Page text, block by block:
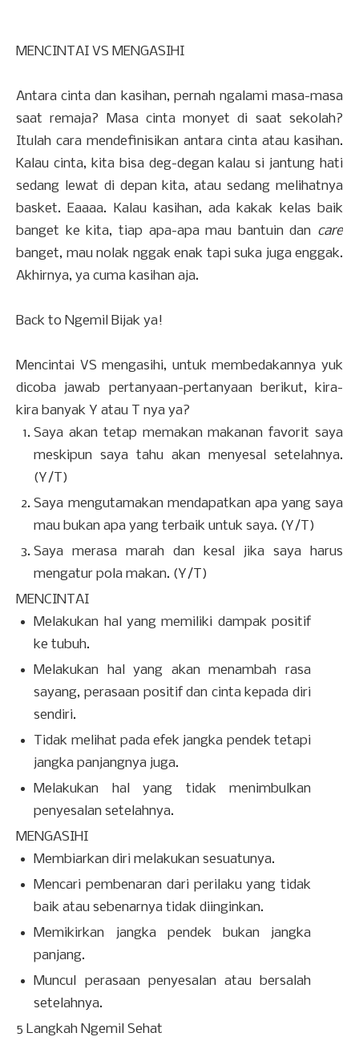
MENCINTAI VS MENGASIHI
Antara cinta dan kasihan, pernah ngalami masa-masa
saat remaja? Masa cinta monyet di saat sekolah?
Itulah cara mendefinisikan antara cinta atau kasihan.
Kalau cinta, kita bisa deg-degan kalau si jantung hati
sedang lewat di depan kita, atau sedang melihatnya
basket. Eaaaa. Kalau kasihan, ada kakak kelas baik
banget ke kita, tiap apa-apa mau bantuin dan care
banget, mau nolak nggak enak tapi suka juga enggak.
Akhirnya, ya cuma kasihan aja.
Back to Ngemil Bijak ya!
Mencintai VS mengasihi, untuk membedakannya yuk
dicoba jawab pertanyaan-pertanyaan berikut, kira-
kira banyak Y atau T nya ya?
Saya akan tetap memakan makanan favorit saya
meskipun saya tahu akan menyesal setelahnya.
(Y/T)
Saya mengutamakan mendapatkan apa yang saya
mau bukan apa yang terbaik untuk saya. (Y/T)
Saya merasa marah dan kesal jika saya harus
mengatur pola makan. (Y/T)
MENCINTAI
Melakukan hal yang memiliki dampak positif
ke tubuh.
Melakukan hal yang akan menambah rasa
sayang, perasaan positif dan cinta kepada diri
sendiri.
Tidak melihat pada efek jangka pendek tetapi
jangka panjangnya juga.
Melakukan hal yang tidak menimbulkan
penyesalan setelahnya.
MENGASIHI
Membiarkan diri melakukan sesuatunya.
Mencari pembenaran dari perilaku yang tidak
baik atau sebenarnya tidak diinginkan.
Memikirkan jangka pendek bukan jangka
panjang.
Muncul perasaan penyesalan atau bersalah
setelahnya.
5 Langkah Ngemil Sehat